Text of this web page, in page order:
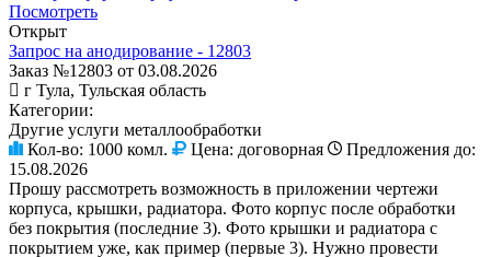
Посмотреть
Открыт
Запрос на анодирование - 12803
Заказ №12803 от 03.08.2026
г Тула, Тульская область
Категории:
Другие услуги металлообработки
Кол-во: 1000 комл. Цена: договорная
Предложения до:
15.08.2026
Прошу рассмотреть возможность в приложении чертежи
корпуса, крышки, радиатора. Фото корпус после обработки
без покрытия (последние 3). Фото крышки и радиатора с
покрытием уже, как пример (первые 3). Нужно провести